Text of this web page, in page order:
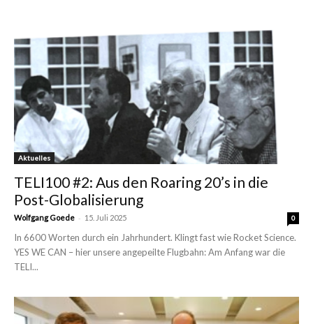
Aktuelles
TELI100 #2: Aus den Roaring 20’s in die
Post-Globalisierung
Wolfgang Goede - 15. Juli 2025 0
In 6600 Worten durch ein Jahrhundert. Klingt fast wie Rocket Science.
YES WE CAN – hier unsere angepeilte Flugbahn: Am Anfang war die
TELI...